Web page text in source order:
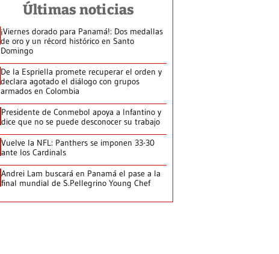
Últimas noticias
¡Viernes dorado para Panamá!: Dos medallas
de oro y un récord histórico en Santo
Domingo
De la Espriella promete recuperar el orden y
declara agotado el diálogo con grupos
armados en Colombia
Presidente de Conmebol apoya a Infantino y
dice que no se puede desconocer su trabajo
Vuelve la NFL: Panthers se imponen 33-30
ante los Cardinals
Andrei Lam buscará en Panamá el pase a la
final mundial de S.Pellegrino Young Chef